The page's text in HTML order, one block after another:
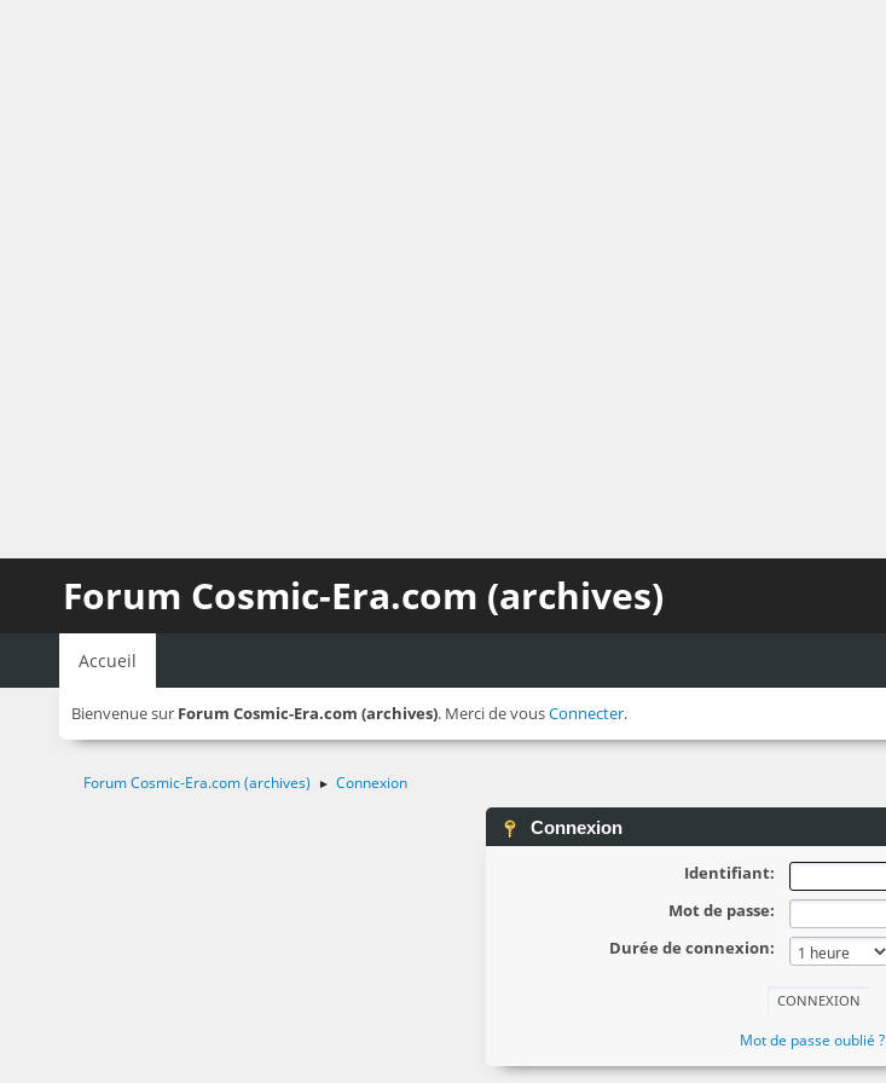
Forum Cosmic-Era.com (archives)
Accueil
Bienvenue sur Forum Cosmic-Era.com (archives). Merci de vousConnecter.
Forum Cosmic-Era.com (archives) ► Connexion
Connexion
Identifiant:
Mot de passe:
Durée de connexion:
Mot de passe oublié ?